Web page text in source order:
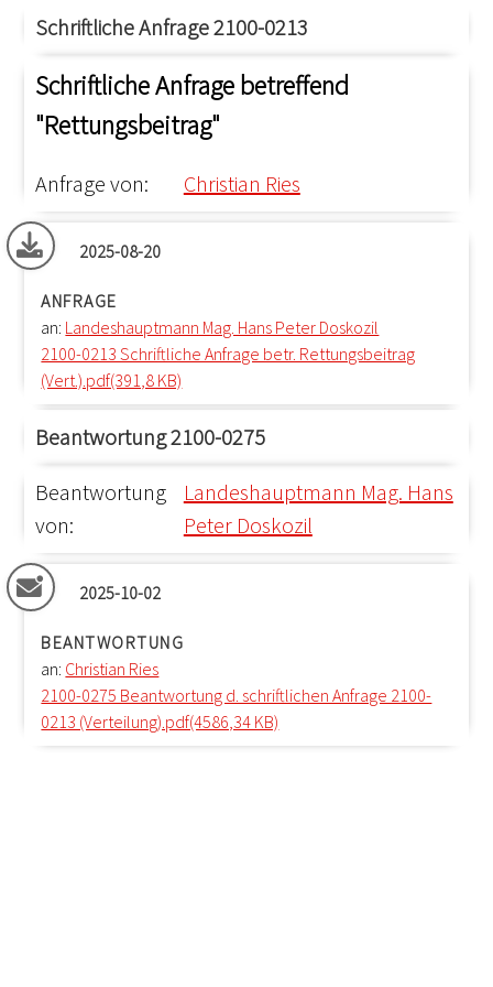
Schriftliche Anfrage 2100-0213
Schriftliche Anfrage betreffend
"Rettungsbeitrag"
Anfrage von: Christian Ries
2025-08-20
ANFRAGE
an: Landeshauptmann Mag. Hans Peter Doskozil
2100-0213 Schriftliche Anfrage betr. Rettungsbeitrag
(Vert.).pdf(391,8 KB)
Beantwortung 2100-0275
Beantwortung
von:
Landeshauptmann Mag. Hans
Peter Doskozil
2025-10-02
BEANTWORTUNG
an: Christian Ries
2100-0275 Beantwortung d. schriftlichen Anfrage 2100-
0213 (Verteilung).pdf(4586,34 KB)